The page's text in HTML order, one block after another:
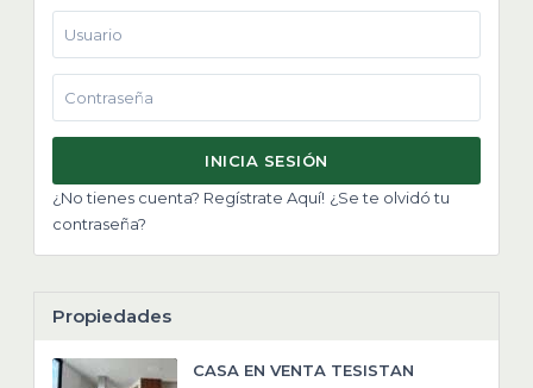
INICIA SESIÓN
¿No tienes cuenta? Regístrate Aquí! ¿Se te olvidó tu
contraseña?
Propiedades
CASA EN VENTA TESISTAN